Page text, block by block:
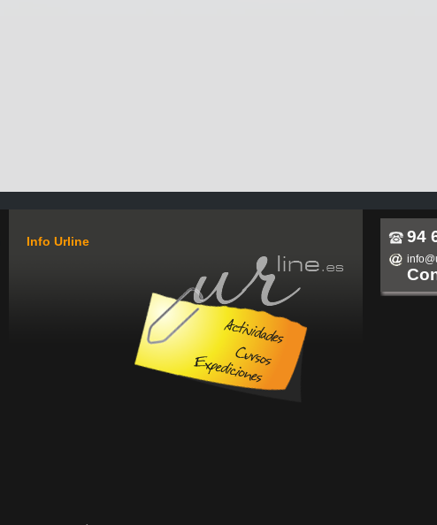
Info Urline
Actividades,
expediciones
94